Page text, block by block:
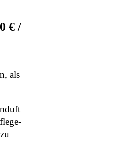
€ /
als